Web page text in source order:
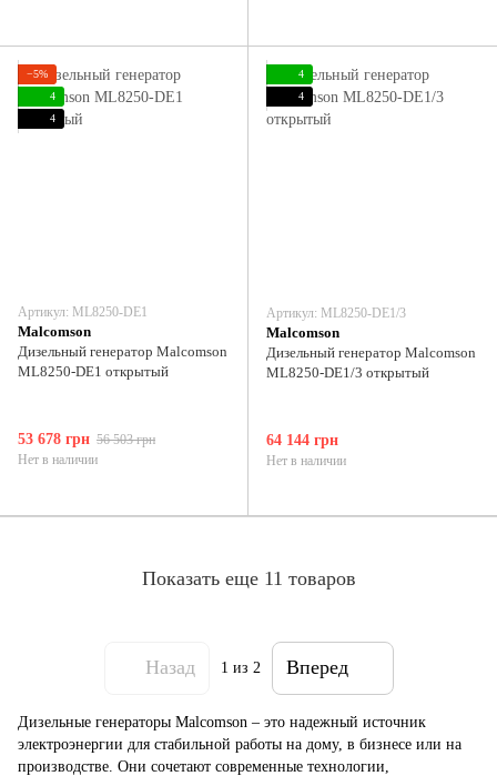
Дизельные генераторы Malcomson – это надежный источник
электроэнергии для стабильной работы на дому, в бизнесе или на
производстве. Они сочетают современные технологии,
−5%
4
4
Артикул: ML8250-DE1
Malcomson
Дизельный генератор Malcomson
ML8250-DE1 открытый
53 678 грн 56 503 грн
Нет в наличии
4
4
Артикул: ML8250-DE1/3
Malcomson
Дизельный генератор Malcomson
ML8250-DE1/3 открытый
64 144 грн
Нет в наличии
Показать еще 11 товаров
Назад 1 из 2 Вперед